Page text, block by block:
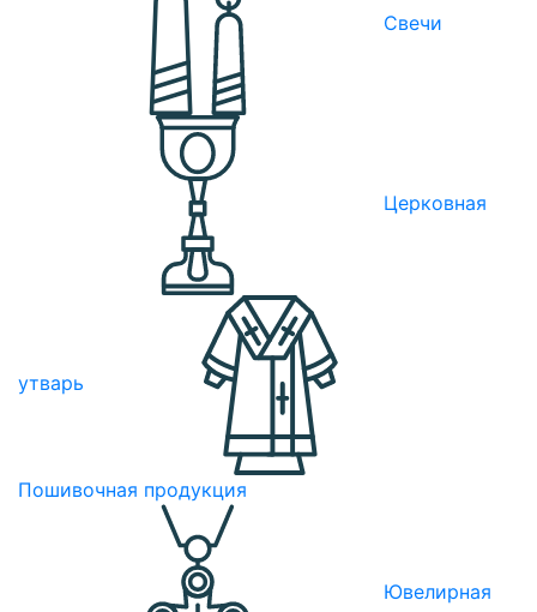
Свечи
Церковная
утварь
Пошивочная продукция
Ювелирная